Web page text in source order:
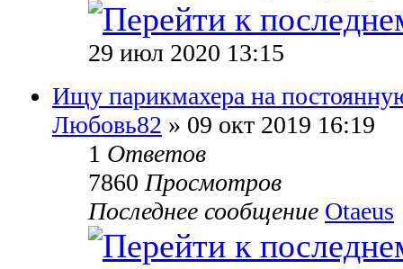
29 июл 2020 13:15
Ищу парикмахера на
Любовь82 » 09 окт 2019 16:19
1 Ответов
7860Просмотров
Последнее сообщение Otaeus